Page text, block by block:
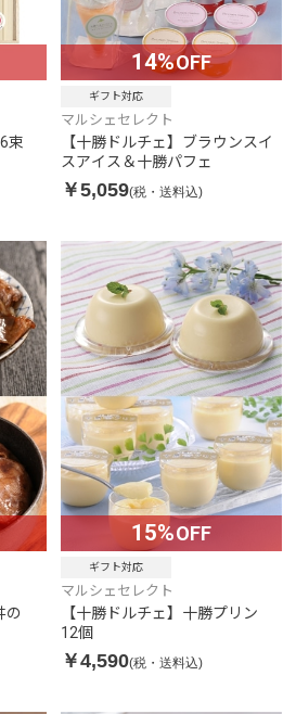
束
14%OFF
ギフト対応
マルシェセレクト
【十勝ドルチェ】ブラウンスイ
スアイス＆十勝パフェ
￥5,059(税・送料込)
の
15%OFF
ギフト対応
マルシェセレクト
【十勝ドルチェ】十勝プリン
12個
￥4,590(税・送料込)